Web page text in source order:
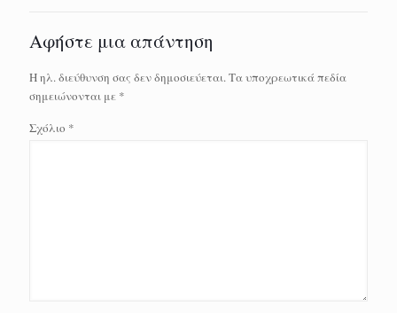
Αφήστε μια απάντηση
Η ηλ. διεύθυνση σας δεν δημοσιεύεται.Τα υποχρεωτικά πεδία
σημειώνονται με *
Σχόλιο *